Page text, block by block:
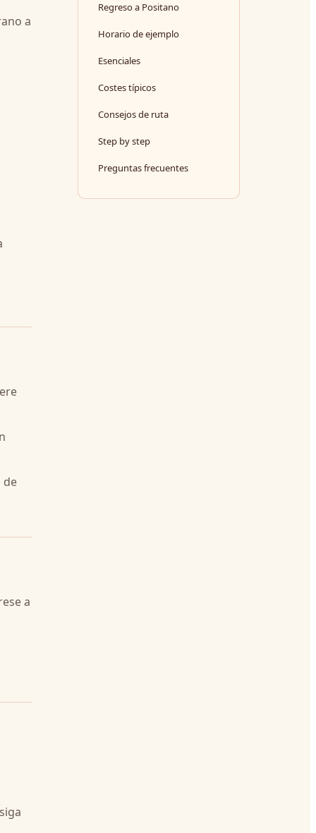
a
de
a
Regreso a Positano
Horario de ejemplo
Esenciales
Costes típicos
Consejos de ruta
Step by step
Preguntas frecuentes